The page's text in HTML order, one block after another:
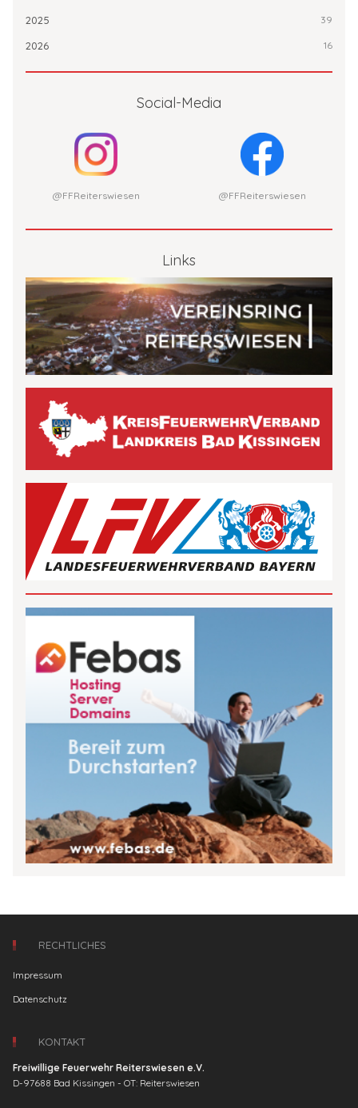
2025 39
2026 16
Social-Media
@FFReiterswiesen @FFReiterswiesen
Links
RECHTLICHES
Impressum
Datenschutz
KONTAKT
Freiwillige Feuerwehr Reiterswiesen e.V.
D-97688 Bad Kissingen - OT: Reiterswiesen